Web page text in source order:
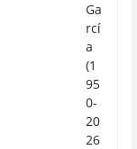
Ga
rcí
a
(1
95
0-
20
26